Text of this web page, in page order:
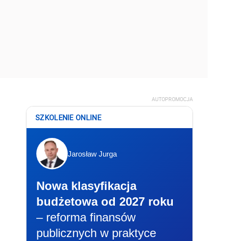
AUTOPROMOCJA
SZKOLENIE ONLINE
Jarosław Jurga
Nowa klasyfikacja
budżetowa od 2027 roku
– reforma finansów
publicznych w praktyce